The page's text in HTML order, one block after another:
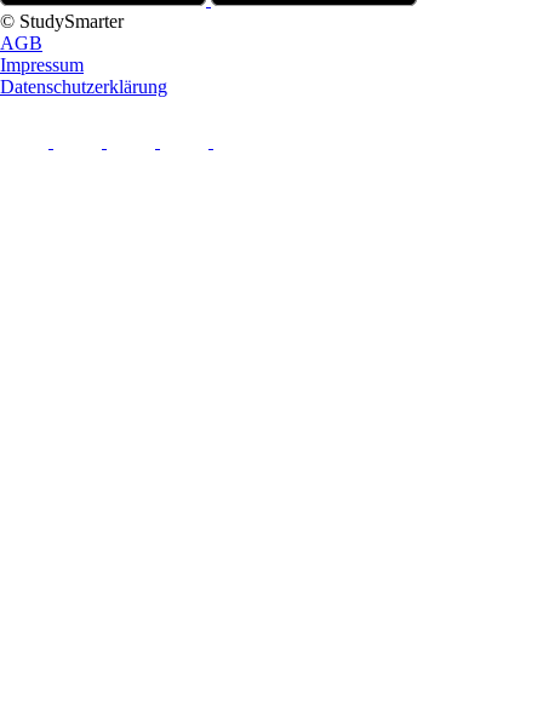
© StudySmarter
AGB
Impressum
Datenschutzerklärung